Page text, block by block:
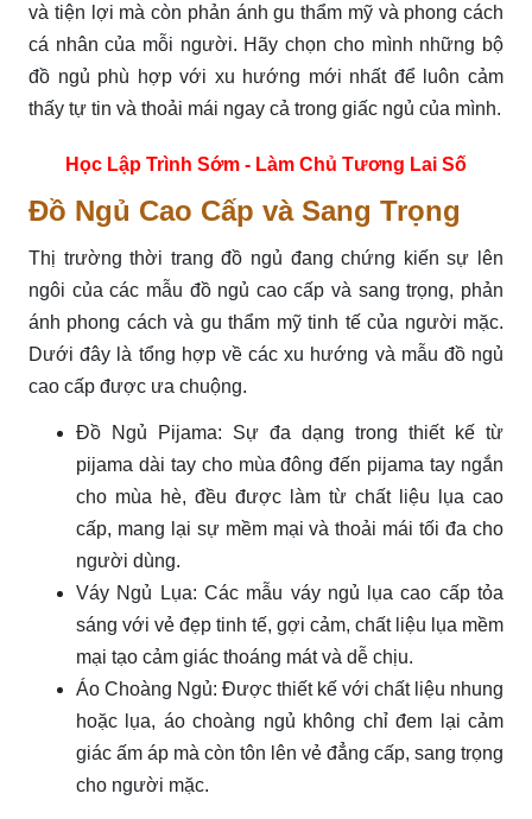
và tiện lợi mà còn phản ánh gu thẩm mỹ và phong cách
cá nhân của mỗi người. Hãy chọn cho mình những bộ
đồ ngủ phù hợp với xu hướng mới nhất để luôn cảm
thấy tự tin và thoải mái ngay cả trong giấc ngủ của mình.
Học Lập Trình Sớm - Làm Chủ Tương Lai Số
Đồ Ngủ Cao Cấp và Sang Trọng
Thị trường thời trang đồ ngủ đang chứng kiến sự lên
ngôi của các mẫu đồ ngủ cao cấp và sang trọng, phản
ánh phong cách và gu thẩm mỹ tinh tế của người mặc.
Dưới đây là tổng hợp về các xu hướng và mẫu đồ ngủ
cao cấp được ưa chuộng.
Đồ Ngủ Pijama: Sự đa dạng trong thiết kế từ
pijama dài tay cho mùa đông đến pijama tay ngắn
cho mùa hè, đều được làm từ chất liệu lụa cao
cấp, mang lại sự mềm mại và thoải mái tối đa cho
người dùng.
Váy Ngủ Lụa: Các mẫu váy ngủ lụa cao cấp tỏa
sáng với vẻ đẹp tinh tế, gợi cảm, chất liệu lụa mềm
mại tạo cảm giác thoáng mát và dễ chịu.
Áo Choàng Ngủ: Được thiết kế với chất liệu nhung
hoặc lụa, áo choàng ngủ không chỉ đem lại cảm
giác ấm áp mà còn tôn lên vẻ đẳng cấp, sang trọng
cho người mặc.